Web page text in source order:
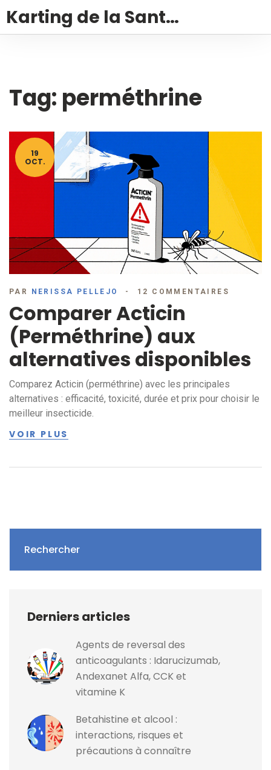
Karting de la Santé – Montalivet
Tag: perméthrine
19
OCT.
PAR NERISSA PELLEJO 12 COMMENTAIRES
Comparer Acticin
(Perméthrine) aux
alternatives disponibles
Comparez Acticin (perméthrine) avec les principales
alternatives : efficacité, toxicité, durée et prix pour choisir le
meilleur insecticide.
VOIR PLUS
Rechercher
Derniers articles
Agents de reversal des
anticoagulants : Idarucizumab,
Andexanet Alfa, CCK et
vitamine K
Betahistine et alcool :
interactions, risques et
précautions à connaître